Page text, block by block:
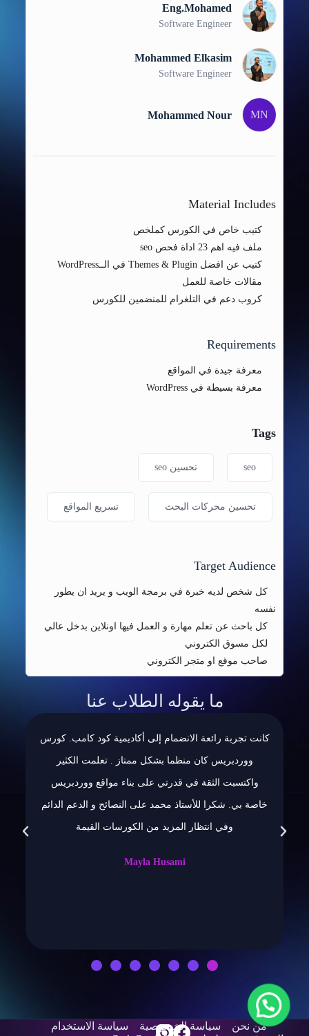
Eng.Mohamed
Software Engineer
Mohammed Elkasim
Software Engineer
MN
Mohammed Nour
Material Includes
كتيب خاص في الكورس كملخص
ملف فيه اهم 23 اداة فحص seo
كتيب عن افضل Themes & Plugin في الــWordPress
مقالات خاصة للعمل
كروب دعم في التلغرام للمنضمين للكورس
Requirements
معرفة جيدة في المواقع
معرفة بسيطة في WordPress
Tags
seo تحسين seo
تحسين محركات البحث تسريع المواقع
Target Audience
كل شخص لديه خبرة في برمجة الويب و يريد ان يطور
نفسه
كل باحث عن تعلم مهارة و العمل فيها اونلاين بدخل عالي
لكل مسوق الكتروني
صاحب موقع او متجر الكتروني
ما يقوله الطلاب عنا
تجربة رائعة الانضمام إلى أكاديمية كود كامب. كورس
ووردبريس كان منظما بشكل ممتاز . تعلمت الكثير
واكتسبت الثقة في قدرتي على بناء مواقع ووردبريس
خاصة بي. شكرا للأستاذ محمد على النصائح و الدعم الدائم
وفي انتظار المزيد من الكورسات القيمة
Mayla Husami
من نحن سياسة الخصوصية
سياسة الاستخدام